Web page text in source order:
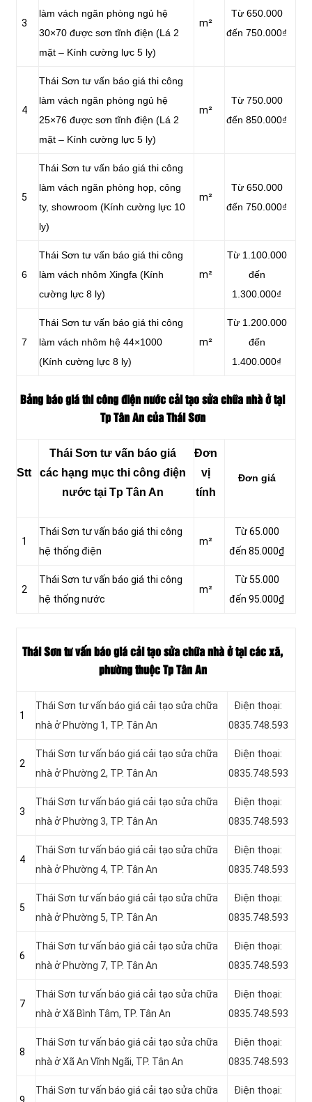
3
làm vách ngăn phòng ngủ hệ
30×70 được sơn tĩnh điện (Lá 2
mặt – Kính cường lực 5 ly)
m²
Từ 650.000
đến 750.000₫
4
Thái Sơn tư vấn báo giá thi công
làm vách ngăn phòng ngủ hệ
25×76 được sơn tĩnh điện (Lá 2
mặt – Kính cường lực 5 ly)
m²
Từ 750.000
đến 850.000₫
5
Thái Sơn tư vấn báo giá thi công
làm vách ngăn phòng họp, công
ty, showroom (Kính cường lực 10
ly)
m²
Từ 650.000
đến 750.000₫
6
Thái Sơn tư vấn báo giá thi công
làm vách nhôm Xingfa (Kính
cường lực 8 ly)
m²
Từ 1.100.000
đến
1.300.000₫
7
Thái Sơn tư vấn báo giá thi công
làm vách nhôm hệ 44×1000
(Kính cường lực 8 ly)
m²
Từ 1.200.000
đến
1.400.000₫
Bảng báo giá thi công điện nước cải tạo sửa chữa nhà ở tại
Tp Tân An của Thái Sơn
Stt
Thái Sơn tư vấn báo giá
các hạng mục thi công điện
nước tại Tp Tân An
Đơn
vị
tính
Đơn giá
1
Thái Sơn tư vấn báo giá thi công
hệ thống điện
m²
Từ 65.000
đến 85.000₫
2
Thái Sơn tư vấn báo giá thi công
hệ thống nước
m²
Từ 55.000
đến 95.000₫
Thái Sơn tư vấn báo giá cải tạo sửa chữa nhà ở tại các xã,
phường thuộc Tp Tân An
1
Thái Sơn tư vấn báo giá cải tạo sửa chữa
nhà ở Phường 1, TP. Tân An
Điện thoại:
0835.748.593
2
Thái Sơn tư vấn báo giá cải tạo sửa chữa
nhà ở Phường 2, TP. Tân An
Điện thoại:
0835.748.593
3
Thái Sơn tư vấn báo giá cải tạo sửa chữa
nhà ở Phường 3, TP. Tân An
Điện thoại:
0835.748.593
4
Thái Sơn tư vấn báo giá cải tạo sửa chữa
nhà ở Phường 4, TP. Tân An
Điện thoại:
0835.748.593
5
Thái Sơn tư vấn báo giá cải tạo sửa chữa
nhà ở Phường 5, TP. Tân An
Điện thoại:
0835.748.593
6
Thái Sơn tư vấn báo giá cải tạo sửa chữa
nhà ở Phường 7, TP. Tân An
Điện thoại:
0835.748.593
7
Thái Sơn tư vấn báo giá cải tạo sửa chữa
nhà ở Xã Bình Tâm, TP. Tân An
Điện thoại:
0835.748.593
8
Thái Sơn tư vấn báo giá cải tạo sửa chữa
nhà ở Xã An Vĩnh Ngãi, TP. Tân An
Điện thoại:
0835.748.593
Thái Sơn tư vấn báo giá cải tạo sửa chữa Điện thoại: